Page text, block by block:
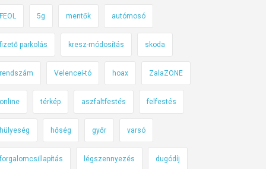
FEOL 5g mentők autómosó
fizető parkolás kresz-módosítás skoda
rendszám Velencei-tó hoax ZalaZONE
online térkép aszfaltfestés felfestés
hülyeség hőség győr varsó
forgalomcsillapítás légszennyezés dugódíj